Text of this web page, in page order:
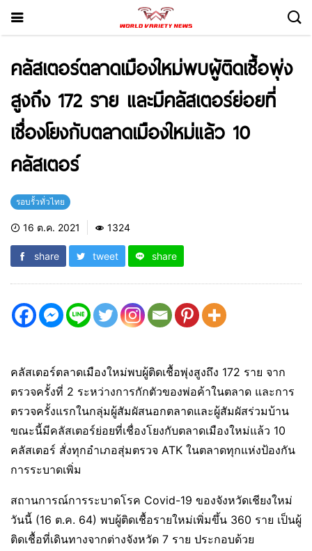
คลัสเตอร์ตลาดเมืองใหม่พบผู้ติดเชื้อพุ่ง
สูงถึง 172 ราย และมีคลัสเตอร์ย่อยที่
เชื่องโยงกับตลาดเมืองใหม่แล้ว 10
คลัสเตอร์
รอบรั้วทั่วไทย
16 ต.ค. 2021 1324
share tweet share
คลัสเตอร์ตลาดเมืองใหม่พบผู้ติดเชื้อพุ่งสูงถึง 172 ราย จาก
ตรวจครั้งที่ 2 ระหว่างการกักตัวของพ่อค้าในตลาด และการ
ตรวจครั้งแรกในกลุ่มผู้สัมผัสนอกตลาดและผู้สัมผัสร่วมบ้าน
ขณะนี้มีคลัสเตอร์ย่อยที่เชื่องโยงกับตลาดเมืองใหม่แล้ว 10
คลัสเตอร์ สั่งทุกอำเภอสุ่มตรวจ ATK ในตลาดทุกแห่งป้องกัน
การระบาดเพิ่ม
สถานการณ์การระบาดโรค Covid-19 ของจังหวัดเชียงใหม่
วันนี้ (16 ต.ค. 64) พบผู้ติดเชื้อรายใหม่เพิ่มขึ้น 360 ราย เป็นผู้
ติดเชื้อที่เดินทางจากต่างจังหวัด 7 ราย ประกอบด้วย